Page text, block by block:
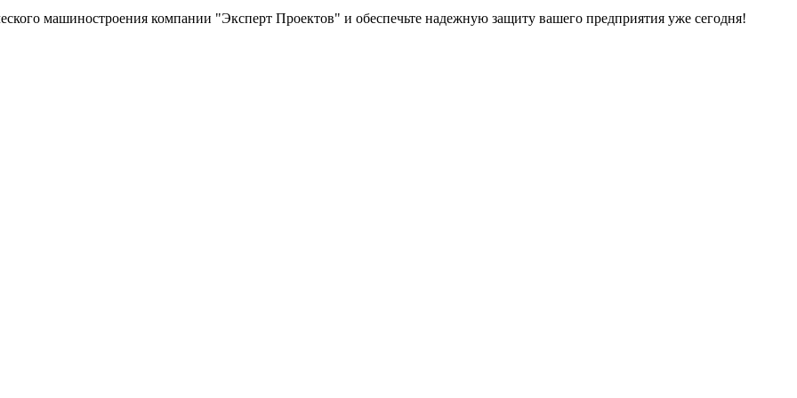
машиностроения компании "Эксперт Проектов" и обеспечьте надежную защиту вашего предприятия уже сегодня!